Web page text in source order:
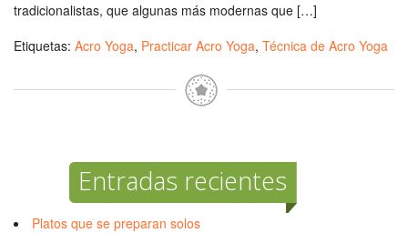
tradicionalistas, que algunas más modernas que […]
Etiquetas: Acro Yoga, Practicar Acro Yoga, Técnica de Acro Yoga
Entradas recientes
Platos que se preparan solos